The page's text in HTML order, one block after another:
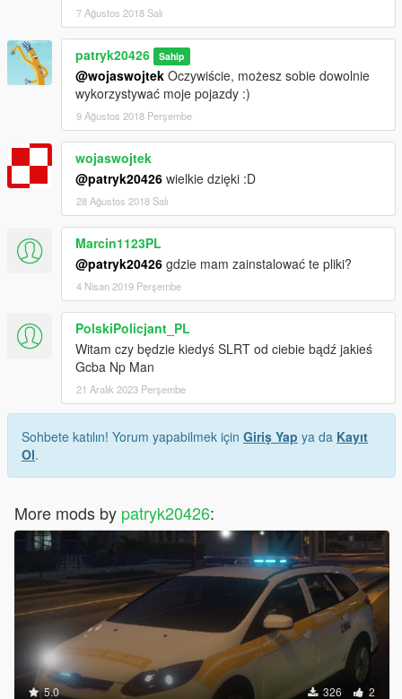
7 Ağustos 2018 Salı
patryk20426 Sahip
@wojaswojtek Oczywiście, możesz sobie dowolnie
wykorzystywać moje pojazdy :)
9 Ağustos 2018 Perşembe
wojaswojtek
@patryk20426 wielkie dzięki :D
28 Ağustos 2018 Salı
Marcin1123PL
@patryk20426 gdzie mam zainstalować te pliki?
4 Nisan 2019 Perşembe
PolskiPolicjant_PL
Witam czy będzie kiedyś SLRT od ciebie bądź jakieś
Gcba Np Man
21 Aralık 2023 Perşembe
Sohbete katılın! Yorum yapabilmek için Giriş Yap ya da Kayıt
Ol.
More mods by patryk20426:
5.0 326 2